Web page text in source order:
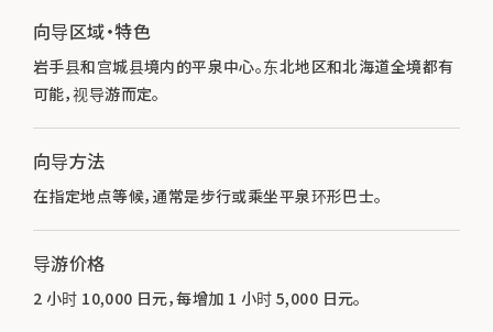
向导区域・特色
岩手县和宫城县境内的平泉中心。东北地区和北海道全境都有
可能，视导游而定。
向导方法
在指定地点等候，通常是步行或乘坐平泉环形巴士。
导游价格
2 小时 10,000 日元，每增加 1 小时 5,000 日元。